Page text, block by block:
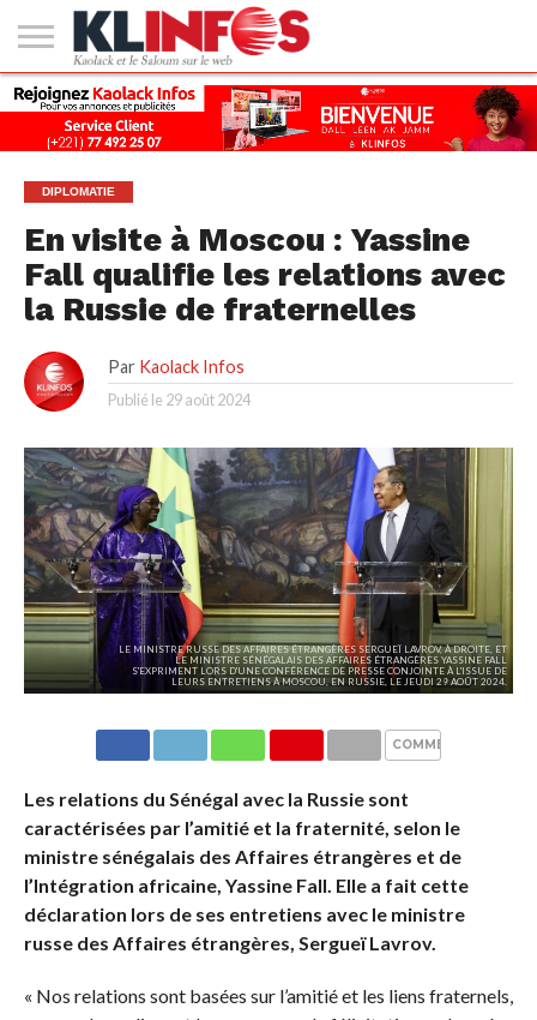
#2
(PAS
DE
TITRE)
KAOLACK
POLITIQUE
ECONOMIE
SOCIÉTÉ
CULTURE
PEOPLE
SPORT
SANTÉ
AFRIQUE
INTERNATIONAL
EMPLOI &
FORMATION
DIPLOMATIE
En visite à Moscou : Yassine
Fall qualifie les relations avec
la Russie de fraternelles
Par Kaolack Infos
Publié le 29 août 2024
LE MINISTRE RUSSE DES AFFAIRES ÉTRANGÈRES SERGUEÏ LAVROV, À DROITE, ET
LE MINISTRE SÉNÉGALAIS DES AFFAIRES ÉTRANGÈRES YASSINE FALL
S'EXPRIMENT LORS D'UNE CONFÉRENCE DE PRESSE CONJOINTE À L'ISSUE DE
LEURS ENTRETIENS À MOSCOU, EN RUSSIE, LE JEUDI 29 AOÛT 2024.
COMMENTAIRES
Les relations du Sénégal avec la Russie sont
caractérisées par l’amitié et la fraternité, selon le
ministre sénégalais des Affaires étrangères et de
l’Intégration africaine, Yassine Fall. Elle a fait cette
déclaration lors de ses entretiens avec le ministre
russe des Affaires étrangères, Sergueï Lavrov.
« Nos relations sont basées sur l’amitié et les liens fraternels,